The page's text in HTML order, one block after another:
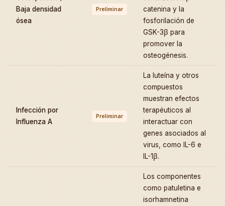
Baja densidad
ósea
Preliminar
catenina y la
fosforilación de
GSK-3β para
promover la
osteogénesis.
Infección por
Influenza A
Preliminar
La luteína y otros
compuestos
muestran efectos
terapéuticos al
interactuar con
genes asociados al
virus, como IL-6 e
IL-1β.
Los componentes
como patuletina e
isorhamnetina